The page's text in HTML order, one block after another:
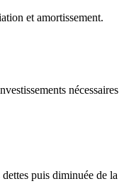
et amortissement.
nécessaires
puis diminuée de la